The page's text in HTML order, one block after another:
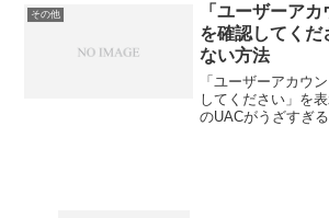
その他
「ユーザーア
を確認してくだ
ない方法
「ユーザーアカウ
してください」を
のUACがうざすぎ